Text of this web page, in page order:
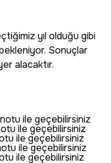
yıl olduğu gibi
bekleniyor. Sonuçlar
alacaktır.
ile geçebilirsiniz
ile geçebilirsiniz
ile geçebilirsiniz
ile geçebilirsiniz
ile geçebilirsiniz